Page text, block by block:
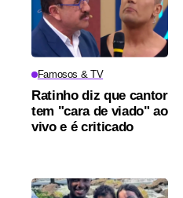
Famosos & TV
Ratinho diz que cantor
tem "cara de viado" ao
vivo e é criticado